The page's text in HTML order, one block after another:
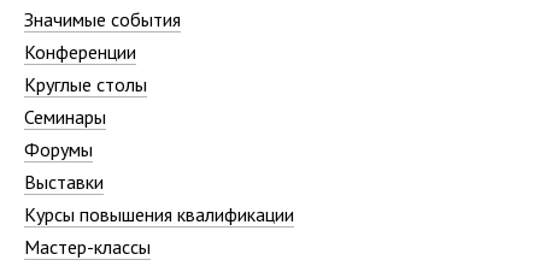
Значимые события
Конференции
Круглые столы
Семинары
Форумы
Выставки
Курсы повышения квалификации
Мастер-классы